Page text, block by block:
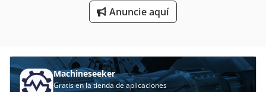
Áreas De Aplicación
Anuncie aquí
Machineseeker
Gratis en la tienda de aplicaciones